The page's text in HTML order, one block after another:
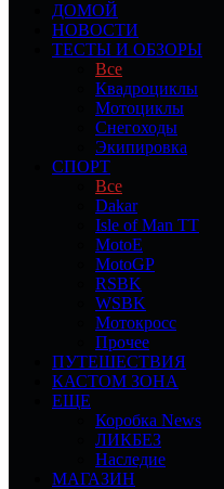
ДОМОЙ
НОВОСТИ
ТЕСТЫ И ОБЗОРЫ
Все
Квадроциклы
Мотоциклы
Снегоходы
Экипировка
СПОРТ
Все
Dakar
Isle of Man TT
MotoE
MotoGP
RSBK
WSBK
Мотокросс
Прочее
ПУТЕШЕСТВИЯ
КАСТОМ ЗОНА
ЕЩЕ
Коробка News
ЛИКБЕЗ
Наследие
МАГАЗИН